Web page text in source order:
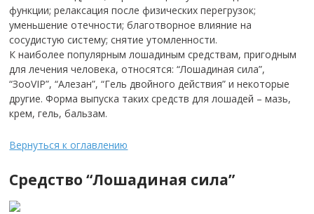
функции; релаксация после физических перегрузок;
уменьшение отечности; благотворное влияние на
сосудистую систему; снятие утомленности.
К наиболее популярным лошадиным средствам, пригодным
для лечения человека, относятся: “Лошадиная сила”,
“ЗооVIP”, “Алезан”, “Гель двойного действия” и некоторые
другие. Форма выпуска таких средств для лошадей – мазь,
крем, гель, бальзам.
Вернуться к оглавлению
Средство “Лошадиная сила”